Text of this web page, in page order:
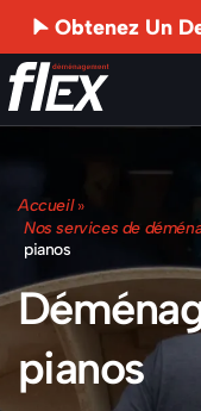
Obtenez Un
Accueil »
Nos services de
pianos
pianos